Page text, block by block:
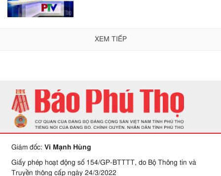
XEM TIẾP
Giám đốc: Vi Mạnh Hùng
Giấy phép hoạt động số 154/GP-BTTTT, do Bộ Thông tin và
Truyền thông cấp ngày 24/3/2022